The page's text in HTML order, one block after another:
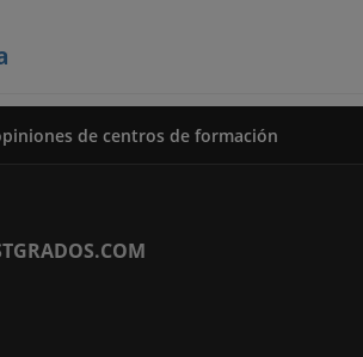
de centros de formación